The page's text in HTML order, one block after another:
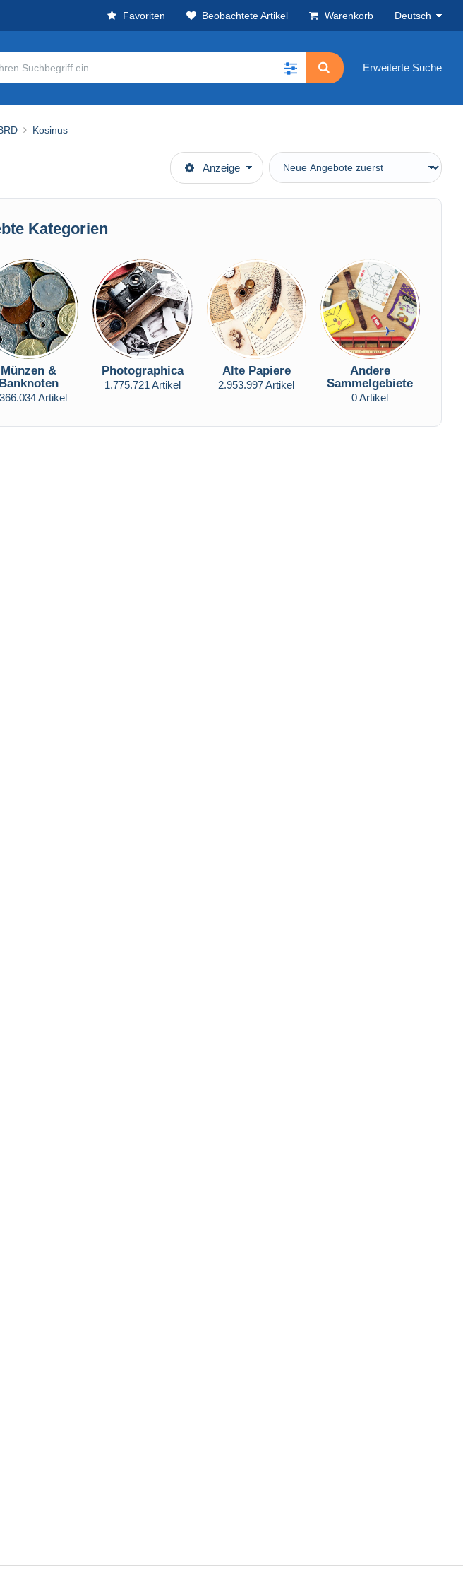
Favoriten Beobachtete Artikel Warenkorb Deutsch
Erweiterte Suche
Kosinus
Anzeige
Kategorien
Münzen &
Banknoten
Artikel
Photographica
1.775.721 Artikel
Alte Papiere
2.953.997 Artikel
Andere
Sammelgebiete
0 Artikel